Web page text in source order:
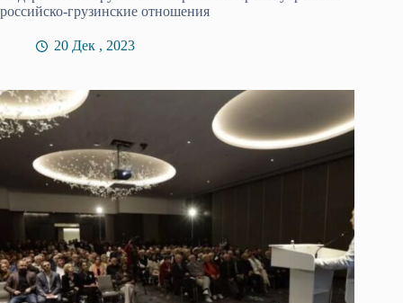
российско-грузинские отношения
20 Дек , 2023